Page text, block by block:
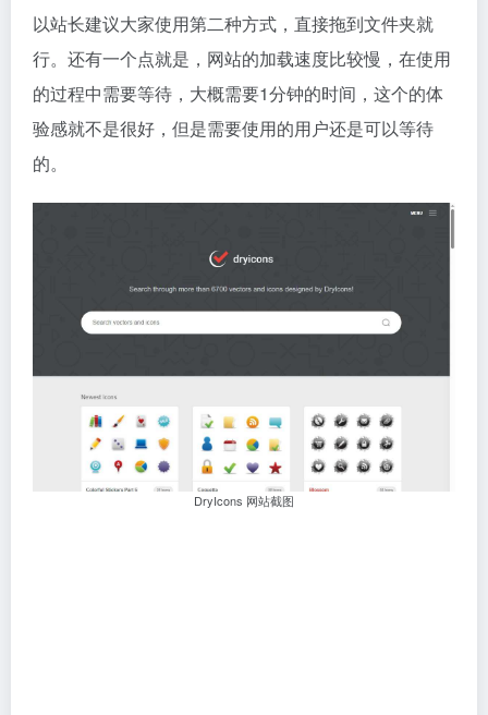
以站长建议大家使用第二种方式，直接拖到文件夹就
行。还有一个点就是，网站的加载速度比较慢，在使用
的过程中需要等待，大概需要1分钟的时间，这个的体
验感就不是很好，但是需要使用的用户还是可以等待
的。
DryIcons 网站截图